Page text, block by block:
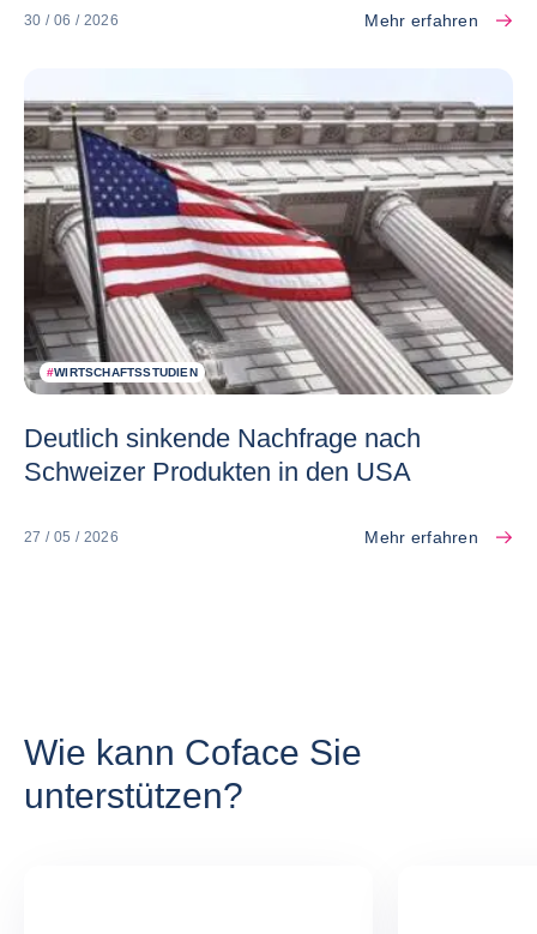
30 / 06 / 2026 Mehr erfahren
#WIRTSCHAFTSSTUDIEN
Deutlich sinkende Nachfrage nach
Schweizer Produkten in den USA
27 / 05 / 2026 Mehr erfahren
Wie kann Coface Sie
unterstützen?